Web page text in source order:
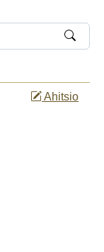
Ahitsio